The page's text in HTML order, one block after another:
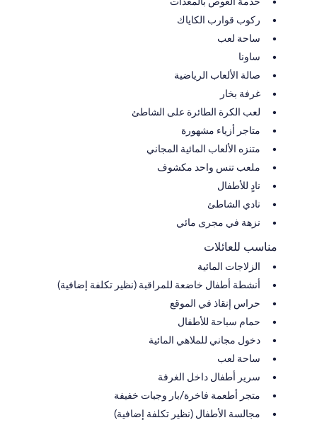
ركوب قوارب الكاياك
ساحة لعب
ساونا
صالة الألعاب الرياضية
غرفة بخار
لعب الكرة الطائرة على الشاطئ
متاجر أزياء مشهورة
متنزه الألعاب المائية المجاني
ملعب تنس واحد مكشوف
نادٍ للأطفال
نادي الشاطئ
نزهة في مجرى مائي
مناسب للعائلات
الزلاجات المائية
أنشطة أطفال خاضعة للمراقبة (نظير تكلفة إضافية)
حراس إنقاذ في الموقع
حمام سباحة للأطفال
دخول مجاني للملاهي المائية
ساحة لعب
سرير أطفال داخل الغرفة
متجر أطعمة فاخرة/بار وجبات خفيفة
مجالسة الأطفال (نظير تكلفة إضافية)